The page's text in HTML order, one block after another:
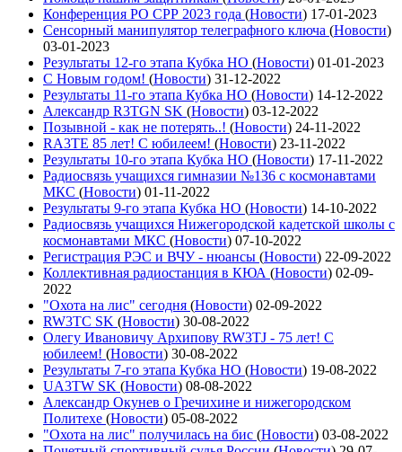
Конференция РО СРР 2023 года (Новости) 17-01-2023
Сенсорный манипулятор телеграфного ключа (Новости)
03-01-2023
Результаты 12-го этапа Кубка НО (Новости) 01-01-2023
С Новым годом! (Новости) 31-12-2022
Результаты 11-го этапа Кубка НО (Новости) 14-12-2022
Александр R3TGN SK (Новости) 03-12-2022
Позывной - как не потерять..! (Новости) 24-11-2022
RA3TE 85 лет! С юбилеем! (Новости) 23-11-2022
Результаты 10-го этапа Кубка НО (Новости) 17-11-2022
Радиосвязь учащихся гимназии №136 с космонавтами
МКС (Новости) 01-11-2022
Результаты 9-го этапа Кубка НО (Новости) 14-10-2022
Радиосвязь учащихся Нижегородской кадетской школы с
космонавтами МКС (Новости) 07-10-2022
Регистрация РЭС и ВЧУ - нюансы (Новости) 22-09-2022
Коллективная радиостанция в КЮА (Новости) 02-09-
2022
"Охота на лис" сегодня (Новости) 02-09-2022
RW3TC SK (Новости) 30-08-2022
Олегу Ивановичу Архипову RW3TJ - 75 лет! С
юбилеем! (Новости) 30-08-2022
Результаты 7-го этапа Кубка НО (Новости) 19-08-2022
UA3TW SK (Новости) 08-08-2022
Александр Окунев о Гречихине и нижегородском
Политехе (Новости) 05-08-2022
"Охота на лис" получилась на бис (Новости) 03-08-2022